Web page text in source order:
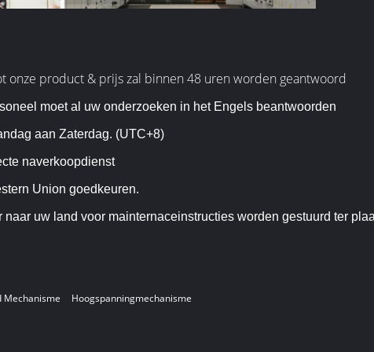
onze product & prijs zal binnen 48 uren worden geantwoord
moet al uw onderzoeken in het Engels beantwoorden
aan Zaterdag. (UTC+8)
naverkoopdienst
Union goedkeuren.
uw land voor mainternaceinstructies worden gestuurd ter
Mechanisme Hoogspanningmechanisme